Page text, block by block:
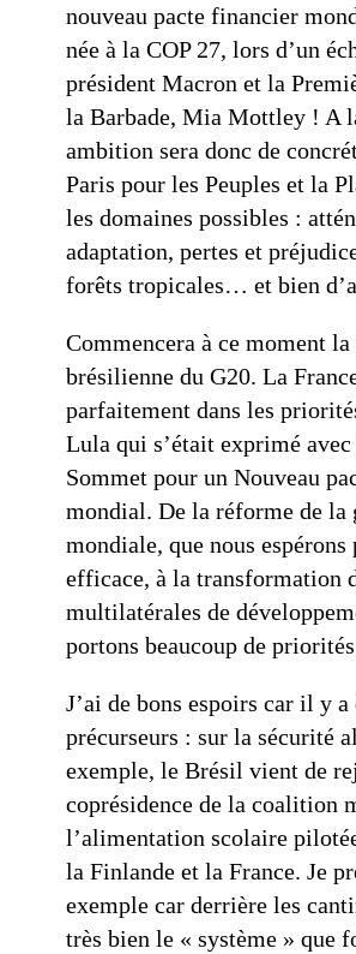
nouveau pacte financier
née à la COP 27, lors d’un
président Macron et la
la Barbade, Mia Mottley ! A
ambition sera donc de
Paris pour les Peuples et la
les domaines possibles :
adaptation, pertes et
forêts tropicales… et bien
Commencera à ce moment la
brésilienne du G20. La
parfaitement dans les
Lula qui s’était exprimé
Sommet pour un Nouveau
mondial. De la réforme de la
mondiale, que nous
efficace, à la transformation
multilatérales de
portons beaucoup de
J’ai de bons espoirs car il y a
précurseurs : sur la sécurité
exemple, le Brésil vient de
coprésidence de la coalition
l’alimentation scolaire
la Finlande et la France. Je
exemple car derrière les
très bien le « système » que